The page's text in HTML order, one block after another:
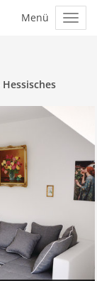
Hessisches